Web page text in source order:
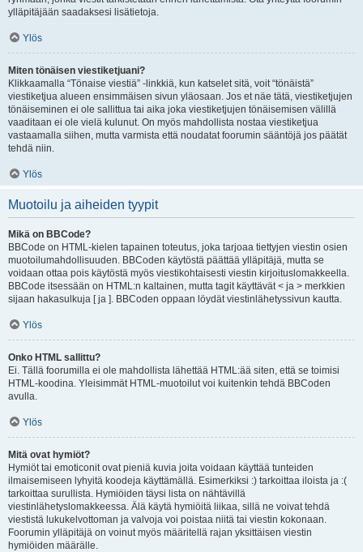
ylläpitäjään saadaksesi lisätietoja.
Ylös
Miten tönäisen viestiketjuani?
Klikkaamalla “Tönaise viestiä” -linkkiä, kun katselet sitä, voit “tönäistä”
viestiketjua alueen ensimmäisen sivun yläosaan. Jos et näe tätä, viestiketjujen
tönäiseminen ei ole sallittua tai aika joka viestiketjujen tönäisemisen välillä
vaaditaan ei ole vielä kulunut. On myös mahdollista nostaa viestiketjua
vastaamalla siihen, mutta varmista että noudatat foorumin sääntöjä jos päätät
tehdä niin.
Ylös
Muotoilu ja aiheiden tyypit
Mikä on BBCode?
BBCode on HTML-kielen tapainen toteutus, joka tarjoaa tiettyjen viestin osien
muotoilumahdollisuuden. BBCoden käytöstä päättää ylläpitäjä, mutta se
voidaan ottaa pois käytöstä myös viestikohtaisesti viestin kirjoituslomakkeella.
BBCode itsessään on HTML:n kaltainen, mutta tagit käyttävät < ja > merkkien
sijaan hakasulkuja [ ja ]. BBCoden oppaan löydät viestinlähetyssivun kautta.
Ylös
Onko HTML sallittu?
Ei. Tällä foorumilla ei ole mahdollista lähettää HTML:ää siten, että se toimisi
HTML-koodina. Yleisimmät HTML-muotoilut voi kuitenkin tehdä BBCoden
avulla.
Ylös
Mitä ovat hymiöt?
Hymiöt tai emoticonit ovat pieniä kuvia joita voidaan käyttää tunteiden
ilmaisemiseen lyhyitä koodeja käyttämällä. Esimerkiksi :) tarkoittaa iloista ja :(
tarkoittaa surullista. Hymiöiden täysi lista on nähtävillä
viestinlähetyslomakkeessa. Älä käytä hymiöitä liikaa, sillä ne voivat tehdä
viestistä lukukelvottoman ja valvoja voi poistaa niitä tai viestin kokonaan.
Foorumin ylläpitäjä on voinut myös määritellä rajan yksittäisen viestin
hymiöiden määrälle.